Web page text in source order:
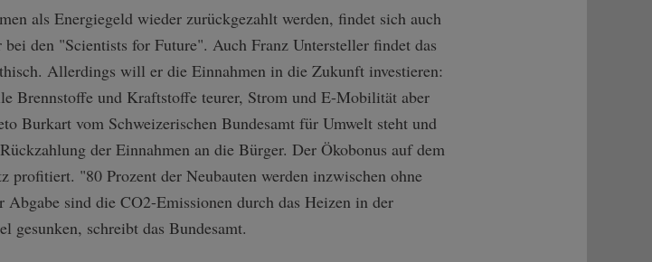
als Energiegeld wieder zurückgezahlt werden, findet sich auch
den "Scientists for Future". Auch Franz Untersteller findet das
Allerdings will er die Einnahmen in die Zukunft investieren:
Brennstoffe und Kraftstoffe teurer, Strom und E-Mobilität aber
Burkart vom Schweizerischen Bundesamt für Umwelt steht und
der Einnahmen an die Bürger. Der Ökobonus auf dem
"80 Prozent der Neubauten werden inzwischen ohne
sind die CO2-Emissionen durch das Heizen in der
gesunken, schreibt das Bundesamt.